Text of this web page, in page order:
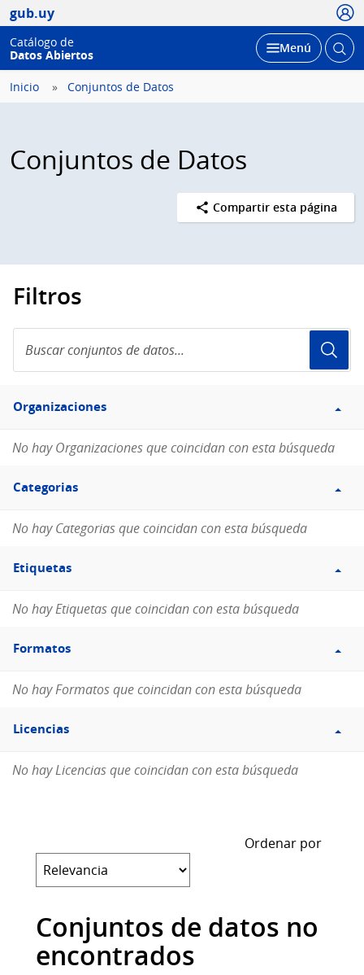
gub.uy
Catálogo de
Datos Abiertos
Desplegar
Menú Abrir
Inicio Conjuntos de Datos
Conjuntos de Datos
Compartir esta página
Filtros
conjuntos
de
Filtro
Organizaciones
Organizaciones
No hay Organizaciones que coincidan con esta búsqueda
Filtro
Categorias
Categorias
No hay Categorias que coincidan con esta búsqueda
Filtro
Etiquetas
Etiquetas
No hay Etiquetas que coincidan con esta búsqueda
Filtro
Formatos
Formatos
No hay Formatos que coincidan con esta búsqueda
Filtro
Licencias
Licencias
No hay Licencias que coincidan con esta búsqueda
Ordenar por
Conjuntos de datos no
encontrados